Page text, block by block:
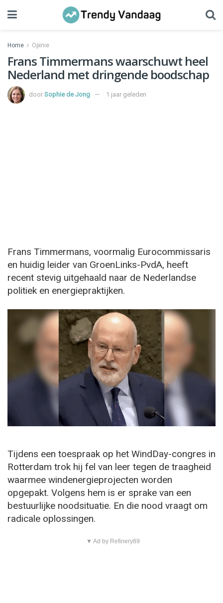
Home Opinie
Frans Timmermans waarschuwt heel
Nederland met dringende boodschap
door Sophie de Jong 1 jaar geleden
Frans Timmermans, voormalig Eurocommissaris
en huidig leider van GroenLinks-PvdA, heeft
recent stevig uitgehaald naar de Nederlandse
politiek en energiepraktijken.
Tijdens een toespraak op het WindDay-congres in
Rotterdam trok hij fel van leer tegen de traagheid
waarmee windenergieprojecten worden
opgepakt. Volgens hem is er sprake van een
bestuurlijke noodsituatie. En die nood vraagt om
radicale oplossingen.
▼ Ad by Refinery89